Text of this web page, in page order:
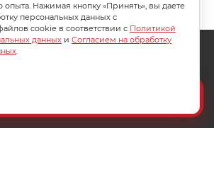
опыта. Нажимая кнопку «Принять», вы даете
персональных данных с
cookie в соответствии с Политикой
данных и Согласием на обработку
.